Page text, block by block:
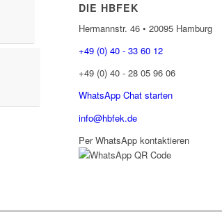
DIE HBFEK
Hermannstr. 46 • 20095 Hamburg
+49 (0) 40 - 33 60 12
+49 (0) 40 - 28 05 96 06
WhatsApp Chat starten
info@hbfek.de
Per WhatsApp kontaktieren